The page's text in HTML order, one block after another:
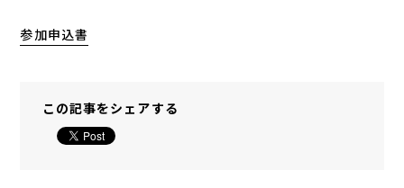
参加申込書
この記事をシェアする